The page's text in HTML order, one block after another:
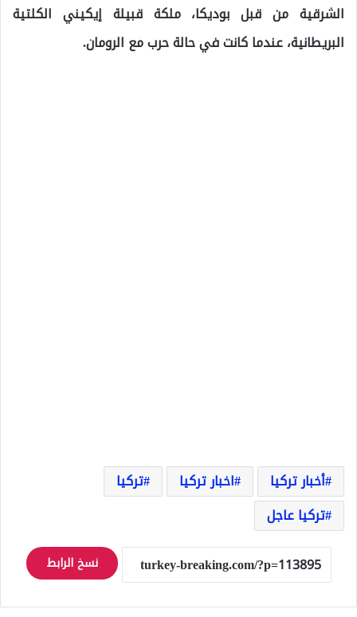
الشرقية من قبل بوديكا، ملكة قبيلة إيكيني الكلتية
البريطانية، عندما كانت في حالة حرب مع الرومان.
أخبار تركيا اخبار تركيا
تركيا
تركيا عاجل
نسخ الرابط